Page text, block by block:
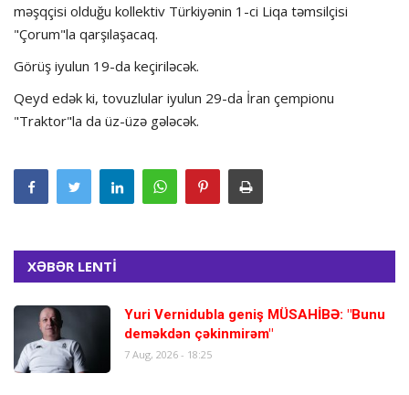
məşqçisi olduğu kollektiv Türkiyənin 1-ci Liqa təmsilçisi
"Çorum"la qarşılaşacaq.
Görüş iyulun 19-da keçiriləcək.
Qeyd edək ki, tovuzlular iyulun 29-da İran çempionu
"Traktor"la da üz-üzə gələcək.
XƏBƏR LENTİ
Yuri Vernidubla geniş MÜSAHİBƏ: "Bunu
deməkdən çəkinmirəm"
7 Aug, 2026 - 18:25